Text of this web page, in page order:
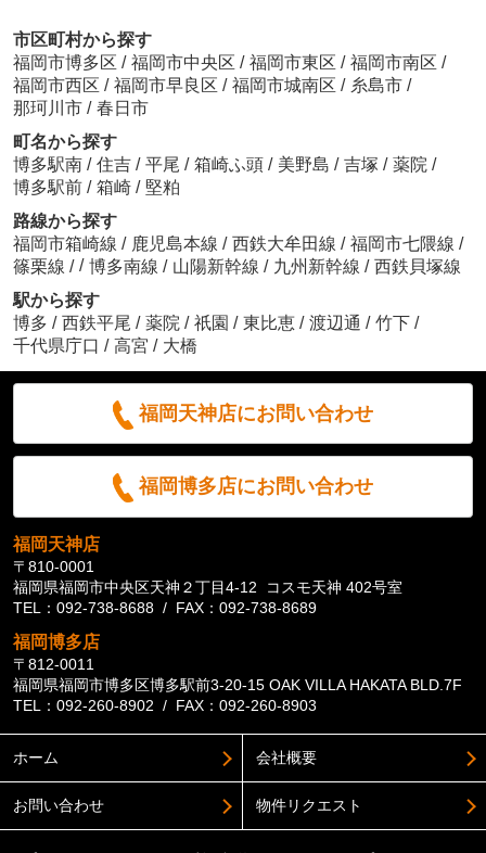
市区町村から探す
福岡市博多区 / 福岡市中央区 / 福岡市東区 / 福岡市南区 /
福岡市西区 / 福岡市早良区 / 福岡市城南区 / 糸島市 /
那珂川市 / 春日市
町名から探す
博多駅南 / 住吉 / 平尾 / 箱崎ふ頭 / 美野島 / 吉塚 / 薬院 /
博多駅前 / 箱崎 / 堅粕
路線から探す
福岡市箱崎線 / 鹿児島本線 / 西鉄大牟田線 / 福岡市七隈線 /
篠栗線 / / 博多南線 / 山陽新幹線 / 九州新幹線 / 西鉄貝塚線
駅から探す
博多 / 西鉄平尾 / 薬院 / 祇園 / 東比恵 / 渡辺通 / 竹下 /
千代県庁口 / 高宮 / 大橋
福岡天神店にお問い合わせ
福岡博多店にお問い合わせ
福岡天神店
〒810-0001
福岡県福岡市中央区天神２丁目4-12 コスモ天神 402号室
TEL：092-738-8688 / FAX：092-738-8689
福岡博多店
〒812-0011
福岡県福岡市博多区博多駅前3-20-15 OAK VILLA HAKATA BLD.7F
TEL：092-260-8902 / FAX：092-260-8903
ホーム 会社概要
お問い合わせ 物件リクエスト